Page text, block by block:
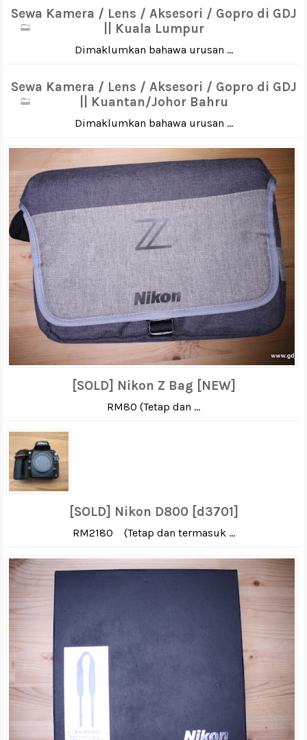
Sewa Kamera / Lens / Aksesori / Gopro di GDJ
|| Kuala Lumpur
Dimaklumkan bahawa urusan ...
Sewa Kamera / Lens / Aksesori / Gopro di GDJ
|| Kuantan/Johor Bahru
Dimaklumkan bahawa urusan ...
[SOLD] Nikon Z Bag [NEW]
RM80 (Tetap dan ...
[SOLD] Nikon D800 [d3701]
RM2180 (Tetap dan termasuk ...